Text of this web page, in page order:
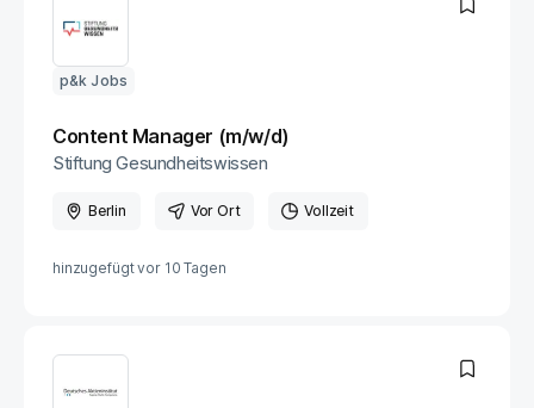
p&k Jobs
Content Manager (m/w/d)
Stiftung Gesundheitswissen
Berlin Vor Ort Vollzeit
hinzugefügt vor 10 Tagen